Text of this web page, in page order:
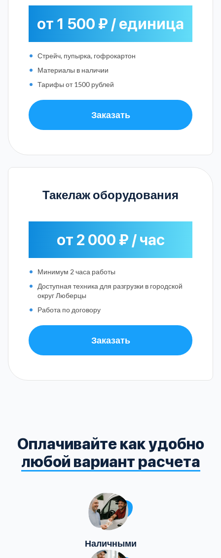
от 1 500 ₽ / единица
Стрейч, пупырка, гофрокартон
Материалы в наличии
Тарифы от 1500 рублей
Заказать
Такелаж оборудования
от 2 000 ₽ / час
Минимум 2 часа работы
Доступная техника для разгрузки в городской
округ Люберцы
Работа по договору
Заказать
Оплачивайте как удобно
любой вариант расчета
Наличными